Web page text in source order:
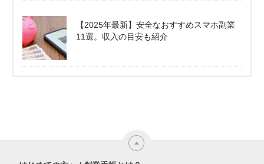
【2025年最新】安全なおすすめスマホ副業
11選。収入の目安も紹介